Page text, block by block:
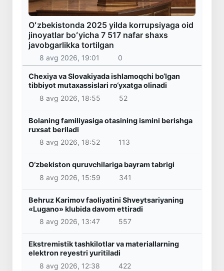
Oʻzbekistonda 2025 yilda korrupsiyaga oid
jinoyatlar boʻyicha 7 517 nafar shaxs
javobgarlikka tortilgan
8 avg 2026, 19:01 0
Chexiya va Slovakiyada ishlamoqchi bo‘lgan
tibbiyot mutaxassislari ro‘yxatga olinadi
8 avg 2026, 18:55
52
Bolaning familiyasiga otasining ismini berishga
ruxsat beriladi
8 avg 2026, 18:52
113
O‘zbekiston quruvchilariga bayram tabrigi
8 avg 2026, 15:59
341
Behruz Karimov faoliyatini Shveytsariyaning
«Lugano» klubida davom ettiradi
8 avg 2026, 13:47
557
Ekstremistik tashkilotlar va materiallarning
elektron reyestri yuritiladi
8 avg 2026, 12:38
422